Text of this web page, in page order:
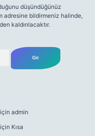
düşündüğünüz
adresine bildirmeniz halinde,
kaldırılacaktır.
için admin
için Kısa